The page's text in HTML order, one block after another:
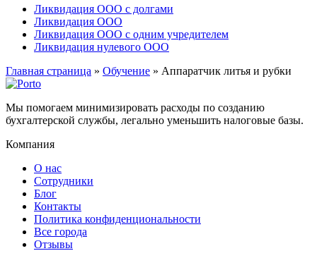
Ликвидация ООО с долгами
Ликвидация ООО
Ликвидация ООО с одним учредителем
Ликвидация нулевого ООО
Главная страница » Обучение » Аппаратчик литья и рубки
Мы помогаем минимизировать расходы по созданию
бухгалтерской службы, легально уменьшить налоговые базы.
Компания
О нас
Сотрудники
Блог
Контакты
Политика конфиденциональности
Все города
Отзывы